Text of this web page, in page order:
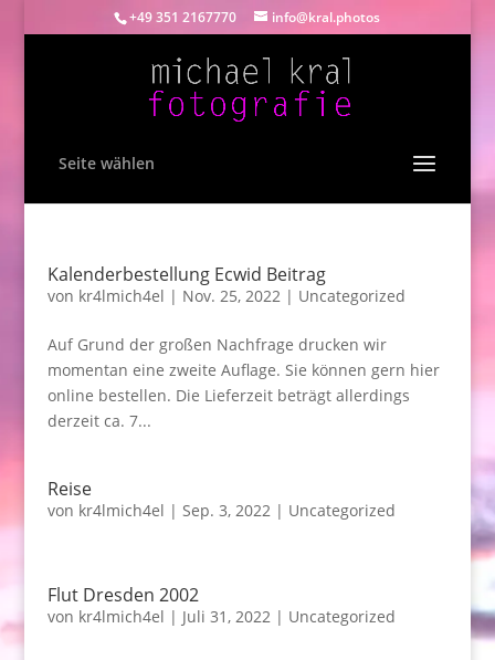
+49 351 2167770 info@kral.photos
Seite wählen
Kalenderbestellung Ecwid Beitrag
von kr4lmich4el | Nov. 25, 2022| Uncategorized
Auf Grund der großen Nachfrage drucken wir
momentan eine zweite Auflage. Sie können gern hier
online bestellen. Die Lieferzeit beträgt allerdings
derzeit ca. 7...
Reise
von kr4lmich4el | Sep. 3, 2022| Uncategorized
Flut Dresden 2002
von kr4lmich4el | Juli 31, 2022| Uncategorized